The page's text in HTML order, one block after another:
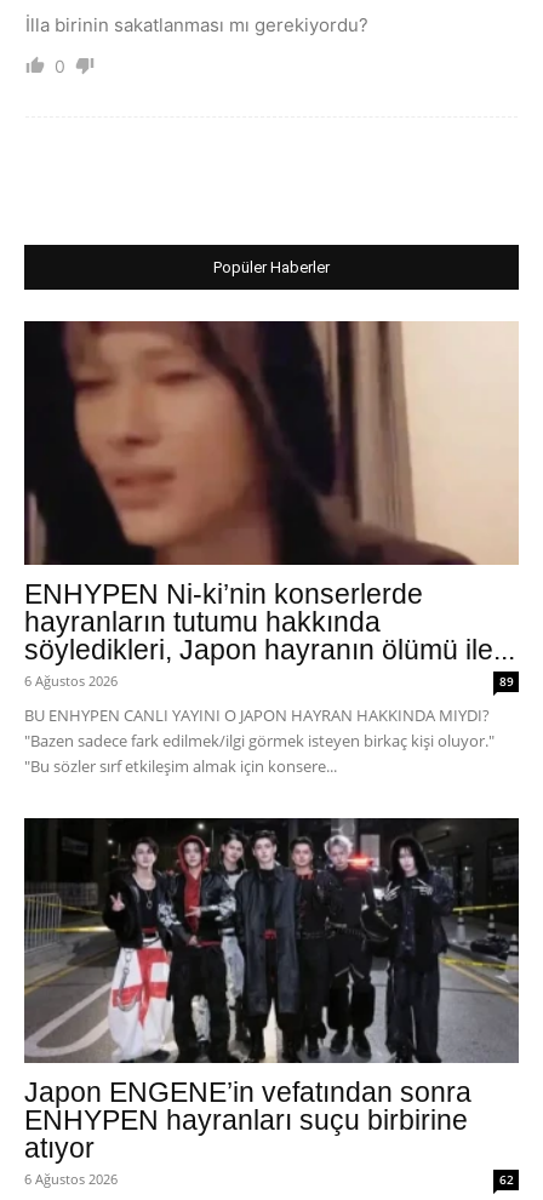
İlla birinin sakatlanması mı gerekiyordu?
0
Popüler Haberler
ENHYPEN Ni-ki’nin konserlerde
hayranların tutumu hakkında
söyledikleri, Japon hayranın ölümü ile...
6 Ağustos 2026 89
BU ENHYPEN CANLI YAYINI O JAPON HAYRAN HAKKINDA MIYDI?
"Bazen sadece fark edilmek/ilgi görmek isteyen birkaç kişi oluyor."
"Bu sözler sırf etkileşim almak için konsere...
Japon ENGENE’in vefatından sonra
ENHYPEN hayranları suçu birbirine
atıyor
6 Ağustos 2026 62